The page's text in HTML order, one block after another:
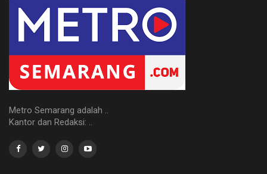
Metro Semarang adalah ..
Kantor dan Redaksi: ..